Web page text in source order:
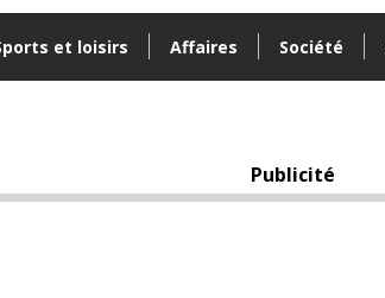
et loisirs Affaires Société
Publicité